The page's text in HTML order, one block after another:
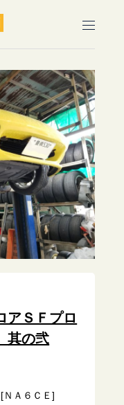
ＳＦプロ
其の弐
Ａ６ＣＥ]